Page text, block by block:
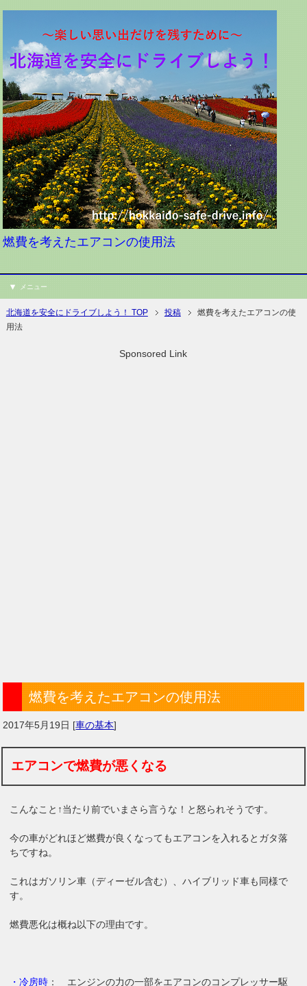
燃費を考えたエアコンの使用法
メニュー
北海道を安全にドライブしよう！ TOP 投稿
燃費を考えたエアコンの使
用法
Sponsored Link
燃費を考えたエアコンの使用法
2017年5月19日 [車の基本]
エアコンで燃費が悪くなる
こんなこと↑当たり前でいまさら言うな！と怒られそうです。
今の車がどれほど燃費が良くなってもエアコンを入れるとガタ落
ちですね。
これはガソリン車（ディーゼル含む）、ハイブリッド車も同様で
す。
燃費悪化は概ね以下の理由です。
・冷房時 ： エンジンの力の一部をエアコンのコンプレッサー駆